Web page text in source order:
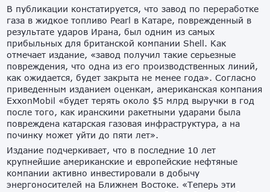
В публикации констатируется, что завод по переработке
газа в жидкое топливо Pearl в Катаре, поврежденный в
результате ударов Ирана, был одним из самых
прибыльных для британской компании Shell. Как
отмечает издание, «завод получил такие серьезные
повреждения, что одна из его производственных линий,
как ожидается, будет закрыта не менее года». Согласно
приведенным изданием оценкам, американская компания
ExxonMobil «будет терять около $5 млрд выручки в год
после того, как иранскими ракетными ударами была
повреждена катарская газовая инфраструктура, а на
починку может уйти до пяти лет».
Издание подчеркивает, что в последние 10 лет
крупнейшие американские и европейские нефтяные
компании активно инвестировали в добычу
энергоносителей на Ближнем Востоке. «Теперь эти